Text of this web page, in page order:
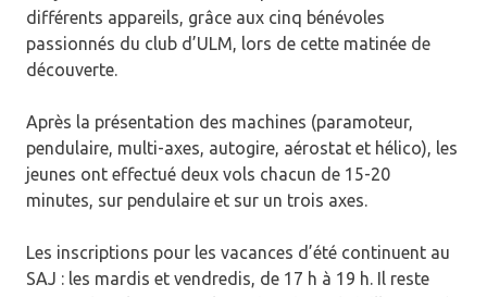
différents appareils, grâce aux cinq bénévoles
passionnés du club d’ULM, lors de cette matinée de
découverte.
Après la présentation des machines (paramoteur,
pendulaire, multi-axes, autogire, aérostat et hélico), les
jeunes ont effectué deux vols chacun de 15-20
minutes, sur pendulaire et sur un trois axes.
Les inscriptions pour les vacances d’été continuent au
SAJ : les mardis et vendredis, de 17 h à 19 h. Il reste